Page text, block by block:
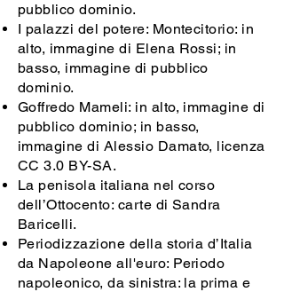
pubblico dominio.
I palazzi del potere: Montecitorio: in
alto, immagine di Elena Rossi; in
basso, immagine di pubblico
dominio.
Goffredo Mameli: in alto, immagine di
pubblico dominio; in basso,
immagine di Alessio Damato, licenza
CC 3.0 BY-SA.
La penisola italiana nel corso
dell’Ottocento: carte di Sandra
Baricelli.
Periodizzazione della storia d’Italia
da Napoleone all'euro: Periodo
napoleonico, da sinistra: la prima e